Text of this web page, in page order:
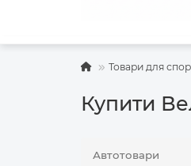
Товари для
Купити
Автотовари